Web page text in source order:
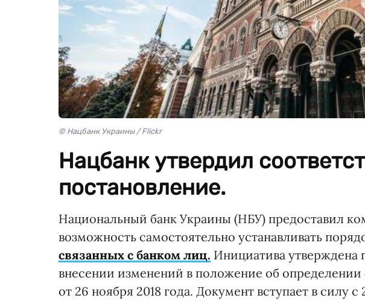
© Нацбанк Украины / Flickr
Нацбанк утвердил
постановление.
Национальный банк Украины (НБУ) предоставил
возможность самостоятельно устанавливать
связанных с банком лиц. Инициатива
внесении изменений в положение об
от 26 ноября 2018 года. Документ вступает в силу с